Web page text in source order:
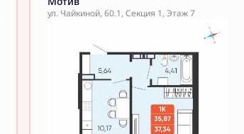
ул. Чайкиной, 60.1, Секция 1, Этаж 7